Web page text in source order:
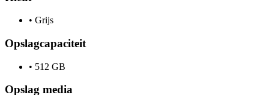
• Grijs
Opslagcapaciteit
• 512 GB
Opslag media